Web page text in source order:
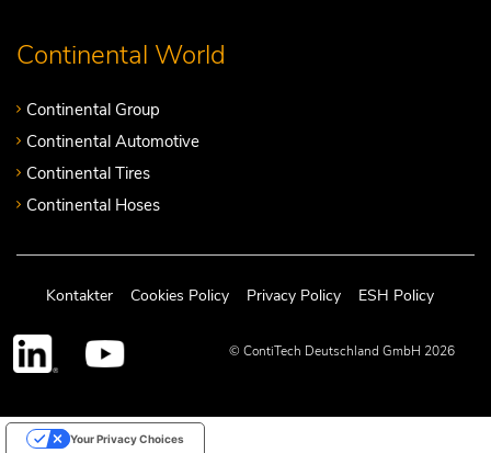
Continental World
Continental Group
Continental Automotive
Continental Tires
Continental Hoses
Kontakter Cookies Policy Privacy Policy ESH Policy
© ContiTech Deutschland GmbH 2026
Your Privacy Choices